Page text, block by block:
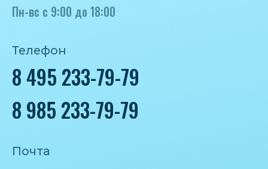
Политика конфиденциальности